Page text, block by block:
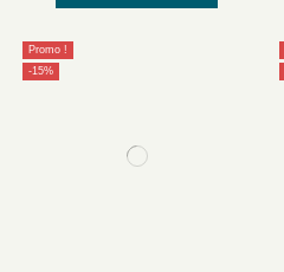
Promo !
-15%